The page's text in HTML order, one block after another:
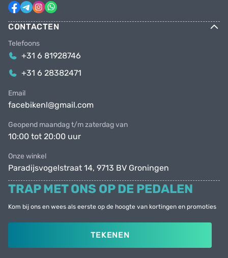
CONTACTEN
Telefoons
+31 6 81928746
+31 6 28382471
Email
facebikenl@gmail.com
Geopend maandag t/m zaterdag van
10:00 tot 20:00 uur
Onze winkel
Paradijsvogelstraat 14, 9713 BV Groningen
TRAP MET ONS OP DE PEDALEN
Kom bij ons en wees als eerste op de hoogte van kortingen en promoties
TEKENEN